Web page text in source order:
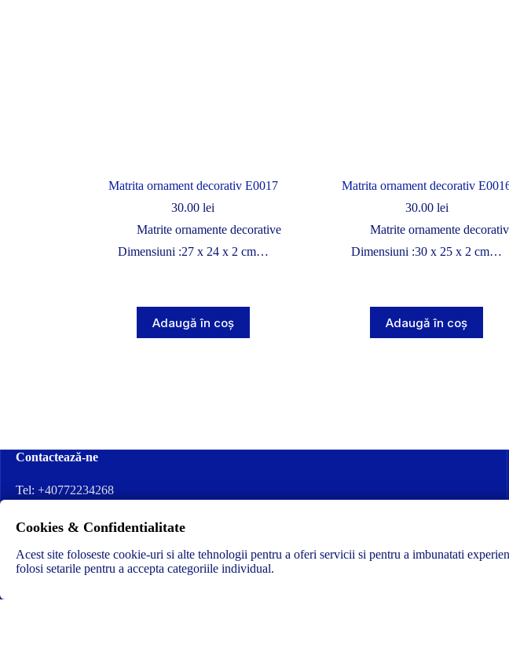
Matrita ornament decorativ E0017
30.00lei
Matrite ornamente decorative
Dimensiuni :27 x 24 x 2 cm…
Adaugă în coș
Matrita ornament decorativ
30.00 lei
Matrite ornamente
Dimensiuni :30 x 25 x 2 cm…
Adaugă în coș
Contactează-ne
Tel: +40772234268
Ai nevoie de ajutor sau ai întrebări?
Str. Dacia Nr 12 Ineu, Arad 315300 Romania
Cookies & Confidentialitate
Acest site foloseste cookie-uri si alte tehnologii pentru a oferi servicii si pentru a imbunatati
folosi setarile pentru a accepta categoriile individual.